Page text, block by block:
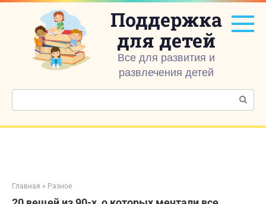
Перейти
контенту
Поддержка
для детей
Все для развития и
развлечения детей
Поиск:
Главная » Разное